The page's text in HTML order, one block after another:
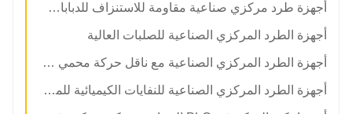
أجهزة طرد مركزي صناعية مقاومة للاستنزاف للدبابات الكاشحة
أجهزة الطرد المركزي الصناعية للصلبات العالية
أجهزة الطرد المركزي الصناعية مع ناقل حركة محمي ضد التآكل
أجهزة الطرد المركزي الصناعية للنفايات الكيميائية للمصانع